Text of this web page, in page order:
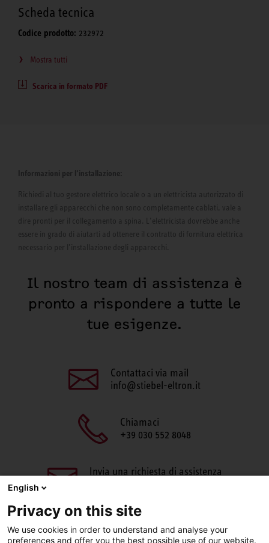
Scheda tecnica
Codice prodotto: 232972
Mostra tutti
Scarica in formato PDF
Informazioni per l’installazione:
Richiedi al tuo gestore elettrico locale o a un elettricista autorizzato di
installare gli apparecchi che non sono completamente cablati, vale a
dire pronti per il collegamento a spina. L’elettricista dovrebbe anche
essere in grado di aiutarti ad ottenere il contratto di fornitura elettrica
necessario per l’installazione degli apparecchi.
Il nostro team di assistenza è
pronto a rispondere a tutte le
tue esigenze.
Contattaci via mail
info@stiebel-eltron.it
Chiamaci
+39 030 552 8048
Invia una richiesta di assistenza
English
Privacy on this site
We use cookies in order to understand and analyse your
preferences and offer you the best possible use of our website.